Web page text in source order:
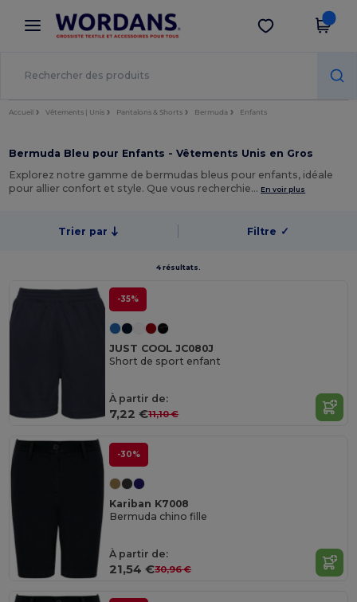
× Appli Wordans
Meilleurs prix sur l’app !
Obtenir l'appli
Accueil Vêtements | Unis Pantalons & Shorts Bermuda Enfants
Bermuda Bleu pour Enfants - Vêtements Unis en Gros
Explorez notre gamme de bermudas bleus pour enfants, idéale
pour allier confort et style. Que vous recherchie… En voir plus
Trier par Filtre ✓
4 résultats.
-35%
JUST COOL JC080J
Short de sport enfant
À partir de:
7,22 €11,10 €
-30%
Kariban K7008
Bermuda chino fille
À partir de:
21,54 €30,96 €